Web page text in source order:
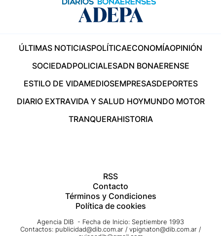
ÚLTIMAS NOTICIASPOLÍTICAECONOMÍAOPINIÓN
SOCIEDADPOLICIALESADN BONAERENSE
ESTILO DE VIDAMEDIOSEMPRESASDEPORTES
DIARIO EXTRAVIDA Y SALUD HOYMUNDO MOTOR
TRANQUERAHISTORIA
RSS
Contacto
Términos y Condiciones
Política de cookies
Agencia DIB - Fecha de Inicio: Septiembre 1993
Contactos: publicidad@dib.com.ar / vpignaton@dib.com.ar /